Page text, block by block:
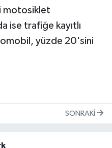
motosiklet
ise trafiğe kayıtlı
yüzde 20'sini
SONRAKI